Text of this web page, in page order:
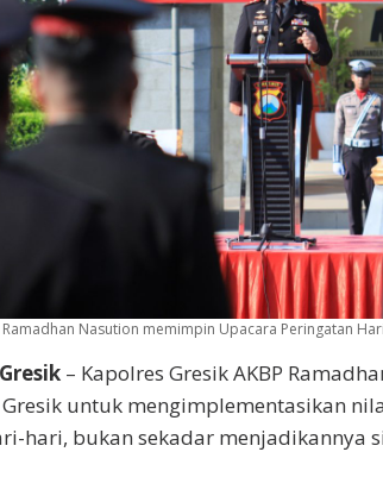
Ramadhan Nasution memimpin Upacara Peringatan
– Kapolres Gresik AKBP
Gresik untuk mengimplementasikan
hari, bukan sekadar menjadikannya